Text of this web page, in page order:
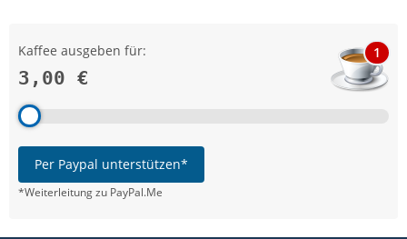
Kaffee ausgeben für:
3,00 €
1
Per Paypal unterstützen*
*Weiterleitung zu PayPal.Me